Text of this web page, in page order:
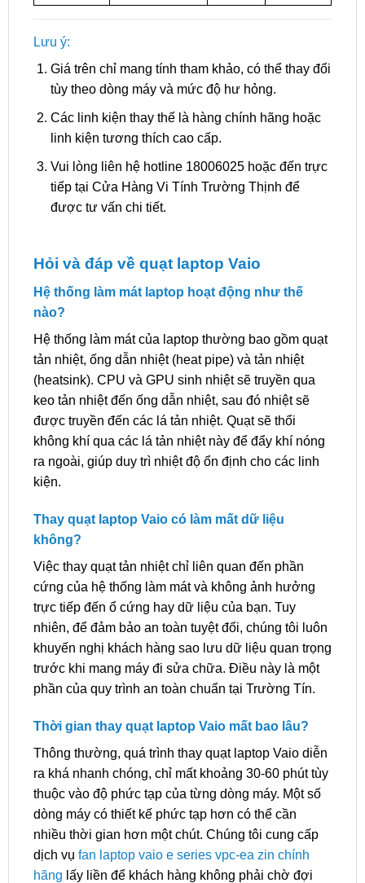
Lưu ý:
Giá trên chỉ mang tính tham khảo, có thể thay đổi
tùy theo dòng máy và mức độ hư hỏng.
Các linh kiện thay thế là hàng chính hãng hoặc
linh kiện tương thích cao cấp.
Vui lòng liên hệ hotline 18006025 hoặc đến trực
tiếp tại Cửa Hàng Vi Tính Trường Thịnh để
được tư vấn chi tiết.
Hỏi và đáp về quạt laptop Vaio
Hệ thống làm mát laptop hoạt động như thế
nào?
Hệ thống làm mát của laptop thường bao gồm quạt
tản nhiệt, ống dẫn nhiệt (heat pipe) và tản nhiệt
(heatsink). CPU và GPU sinh nhiệt sẽ truyền qua
keo tản nhiệt đến ống dẫn nhiệt, sau đó nhiệt sẽ
được truyền đến các lá tản nhiệt. Quạt sẽ thổi
không khí qua các lá tản nhiệt này để đẩy khí nóng
ra ngoài, giúp duy trì nhiệt độ ổn định cho các linh
kiện.
Thay quạt laptop Vaio có làm mất dữ liệu
không?
Việc thay quạt tản nhiệt chỉ liên quan đến phần
cứng của hệ thống làm mát và không ảnh hưởng
trực tiếp đến ổ cứng hay dữ liệu của bạn. Tuy
nhiên, để đảm bảo an toàn tuyệt đối, chúng tôi luôn
khuyến nghị khách hàng sao lưu dữ liệu quan trọng
trước khi mang máy đi sửa chữa. Điều này là một
phần của quy trình an toàn chuẩn tại Trường Tín.
Thời gian thay quạt laptop Vaio mất bao lâu?
Thông thường, quá trình thay quạt laptop Vaio diễn
ra khá nhanh chóng, chỉ mất khoảng 30-60 phút tùy
thuộc vào độ phức tạp của từng dòng máy. Một số
dòng máy có thiết kế phức tạp hơn có thể cần
nhiều thời gian hơn một chút. Chúng tôi cung cấp
dịch vụ fan laptop vaio e series vpc-ea zin chính
hãng lấy liền để khách hàng không phải chờ đợi